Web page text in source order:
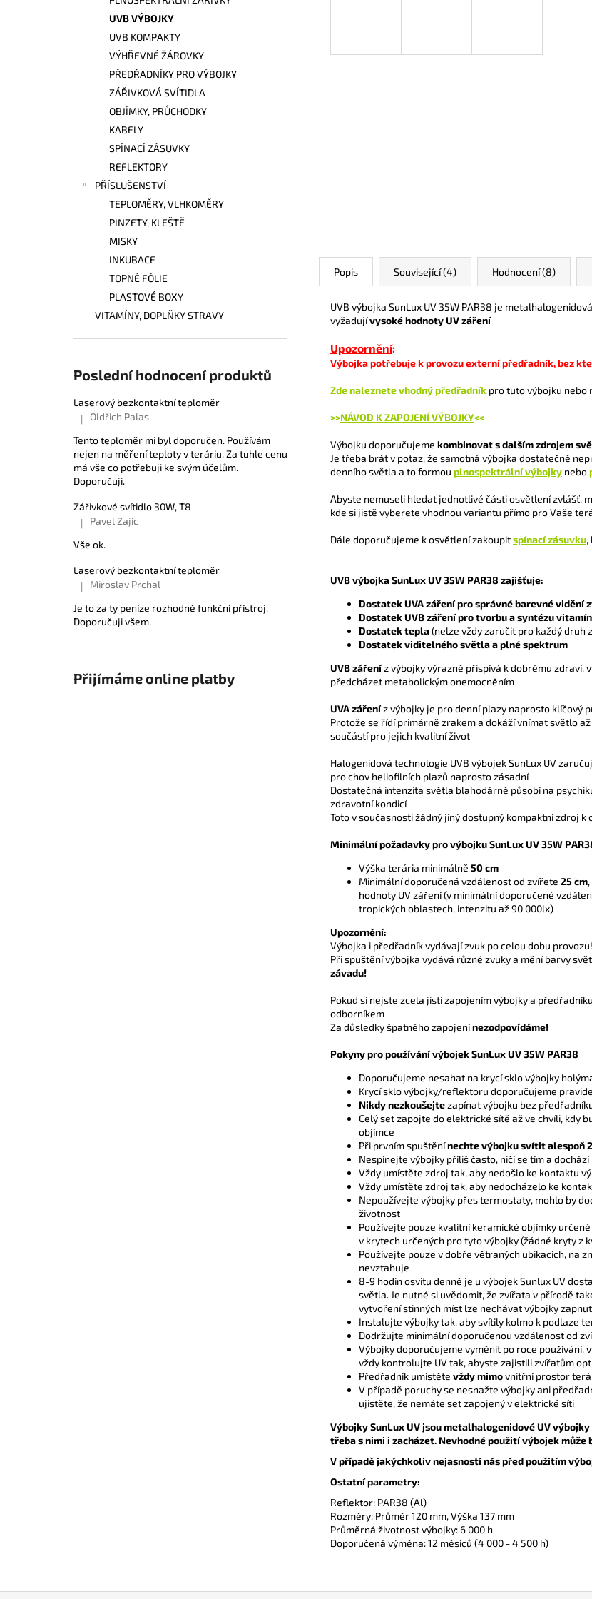
UVB VÝBOJKY
UVB KOMPAKTY
VÝHŘEVNÉ ŽÁROVKY
PŘEDŘADNÍKY PRO VÝBOJKY
ZÁŘIVKOVÁ SVÍTIDLA
OBJÍMKY, PRŮCHODKY
KABELY
SPÍNACÍ ZÁSUVKY
REFLEKTORY
PŘÍSLUŠENSTVÍ
TEPLOMĚRY, VLHKOMĚRY
PINZETY, KLEŠTĚ
MISKY
INKUBACE
TOPNÉ FÓLIE
PLASTOVÉ BOXY
VITAMÍNY, DOPLŇKY STRAVY
Poslední hodnocení produktů
Laserový bezkontaktní teploměr
Hodnocení produktu je 5 z 5 hvězdiček.
|
Oldřich Palas
Tento teploměr mi byl doporučen. Používám
nejen na měření teploty v teráriu. Za tuhle cenu
má vše co potřebuji ke svým účelům.
Doporučuji.
Zářivkové svítidlo 30W, T8
Hodnocení produktu je 5 z 5 hvězdiček.
|
Pavel Zajíc
Vše ok.
Laserový bezkontaktní teploměr
Hodnocení produktu je 5 z 5 hvězdiček.
|
Miroslav Prchal
Je to za ty peníze rozhodně funkční přístroj.
Doporučuji všem.
Přijímáme online platby
Popis Související (4) Hodnocení (8)
UVB výbojka SunLux UV 35W PAR38 je
vyžadujívysoké hodnoty UV záření
Upozornění:
Výbojka potřebuje k provozu externí předřadník, bez
Zde naleznete vhodný předřadník pro tuto výbojku nebo
>>NÁVOD K ZAPOJENÍ VÝBOJKY<<
Výbojku doporučujeme kombinovat s dalším zdrojem
Je třeba brát v potaz, že samotná výbojka dostatečně
denního světla a to formou plnospektrální výbojky nebo
Abyste nemuseli hledat jednotlivé části osvětlení zvlášť,
kde si jistě vyberete vhodnou variantu přímo pro Vaše
Dále doporučujeme k osvětlení zakoupitspínací zásuvku,
UVB výbojka SunLux UV 35W PAR38 zajišťuje:
Dostatek UVA záření pro správné barevné vidění
Dostatek UVB záření pro tvorbu a syntézu
Dostatek tepla(nelze vždy zaručit pro každý druh
Dostatek viditelného světla a plné spektrum
UVB zářeníz výbojky výrazně přispívá k dobrému zdraví,
předcházet metabolickým onemocněním
UVA zářeníz výbojky je pro denní plazy naprosto klíčový
Protože se řídí primárně zrakem a dokáží vnímat světlo
součástí pro jejich kvalitní život
Halogenidová technologie UVB výbojek SunLux UV
pro chov heliofilních plazů naprosto zásadní
Dostatečná intenzita světla blahodárně působí na
zdravotní kondicí
Toto v současnosti žádný jiný dostupný kompaktní zdroj
Minimální požadavky pro výbojku SunLux UV 35W
Výška terária minimálně 50 cm
Minimální doporučená vzdálenost od zvířete 25 cm
hodnoty UV záření (v minimální doporučené
tropických oblastech, intenzitu až 90 000lx)
Upozornění:
Výbojka i předřadník vydávají zvuk po celou dobu provozu!
Při spuštění výbojka vydává různé zvuky a mění barvy
závadu!
Pokud si nejste zcela jisti zapojením výbojky a
odborníkem
Za důsledky špatného zapojenínezodpovídáme!
Pokyny pro používání výbojek SunLux UV 35W PAR38
Doporučujeme nesahat na krycí sklo výbojky
Krycí sklo výbojky/reflektoru doporučujeme
Nikdynezkoušejtezapínat výbojku bez
Celý set zapojte do elektrické sítě až ve chvíli, kdy
objímce
Při prvním spuštěnínechte výbojku svítit alespoň
Nespínejte výbojky příliš často, ničí se tím a
Vždy umístěte zdroj tak, aby nedošlo ke kontaktu
Vždy umístěte zdroj tak, aby nedocházelo ke
Nepoužívejte výbojky přes termostaty, mohlo by
životnost
Používejte pouze kvalitní keramické objímky
v krytech určených pro tyto výbojky (žádné kryty z
Používejte pouze vdobře větraných ubikacích, na
nevztahuje
8-9 hodin osvitu denně je u výbojek Sunlux UV
světla. Je nutné si uvědomit, že zvířata v přírodě
vytvoření stinných míst lze nechávat výbojky
Instalujte výbojky tak, aby svítily kolmo k podlaze
Dodržujte minimální doporučenou vzdálenost od
Výbojky doporučujeme vyměnit po roce
vždy kontrolujte UV tak, abyste zajistili zvířatům
Předřadník umístěte vždy mimovnitřní prostor
V případě poruchy se nesnažte výbojky ani
ujistěte, že nemáte set zapojený v elektrické síti
Výbojky SunLux UV jsou metalhalogenidové UV
třeba s nimi i zacházet. Nevhodné použití výbojek
V případě jakýchkoliv nejasností nás před použitím
Ostatní parametry:
Reflektor: PAR38 (Al)
Rozměry: Průměr 120 mm, Výška 137 mm
Průměrná životnost výbojky: 6 000 h
Doporučená výměna: 12 měsíců (4 000 - 4 500 h)